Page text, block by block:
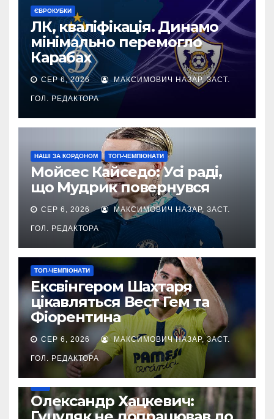
ЄВРОКУБКИ
ЛК, кваліфікація. Динамо
мінімально перемогло
Карабах
СЕР 6, 2026 МАКСИМОВИЧ НАЗАР, ЗАСТ.
ГОЛ. РЕДАКТОРА
НАШІ ЗА КОРДОНОМ ТОП-ЧЕМПІОНАТИ
Мойсес Кайседо: Усі раді,
що Мудрик повернувся
СЕР 6, 2026 МАКСИМОВИЧ НАЗАР, ЗАСТ.
ГОЛ. РЕДАКТОРА
ТОП-ЧЕМПІОНАТИ
Ексвінгером Шахтаря
цікавляться Вест Гем та
Фіорентина
СЕР 6, 2026 МАКСИМОВИЧ НАЗАР, ЗАСТ.
ГОЛ. РЕДАКТОРА
Олександр Хацкевич: